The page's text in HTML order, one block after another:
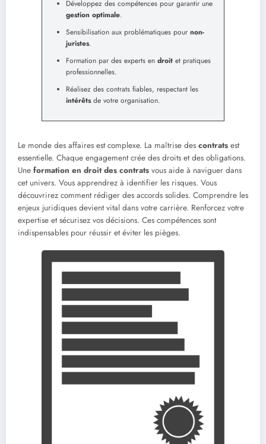
Développez des compétences pour garantir une
gestion optimale.
Sensibilisation aux problématiques pour non-
juristes.
Formation par des experts en droit et pratiques
professionnelles.
Réalisez des contrats fiables, respectant les
intérêtsde votre organisation.
Le monde des affaires est complexe. La maîtrise des contrats est
essentielle. Chaque engagement crée des droits et des obligations.
Une formation en droit des contrats vous aide à naviguer dans
cet univers. Vous apprendrez à identifier les risques. Vous
découvrirez comment rédiger des accords solides. Comprendre les
enjeux juridiques devient vital dans votre carrière. Renforcez votre
expertise et sécurisez vos décisions. Ces compétences sont
indispensables pour réussir et éviter les pièges.